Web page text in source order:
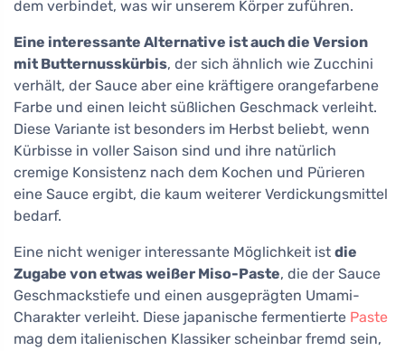
dem verbindet, was wir unserem Körper zuführen.
Eine interessante Alternative ist auch die Version
mit Butternusskürbis, der sich ähnlich wie Zucchini
verhält, der Sauce aber eine kräftigere orangefarbene
Farbe und einen leicht süßlichen Geschmack verleiht.
Diese Variante ist besonders im Herbst beliebt, wenn
Kürbisse in voller Saison sind und ihre natürlich
cremige Konsistenz nach dem Kochen und Pürieren
eine Sauce ergibt, die kaum weiterer Verdickungsmittel
bedarf.
Eine nicht weniger interessante Möglichkeit ist die
Zugabe von etwas weißer Miso-Paste, die der Sauce
Geschmackstiefe und einen ausgeprägten Umami-
Charakter verleiht. Diese japanische fermentierte Paste
mag dem italienischen Klassiker scheinbar fremd sein,